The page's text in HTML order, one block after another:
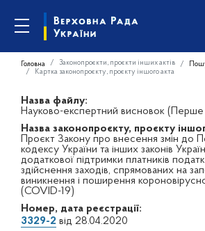
Головна Законопроєкти, проєкти інших актів
Картка законопроєкту, проєкту іншого акта
Назва файлу:
Науково-експертний висновок (Перше
Назва законопроєкту, проєкту
Проєкт Закону про внесення змін до
кодексу України та інших законів
додаткової підтримки платників
здійснення заходів, спрямованих на
виникнення і поширення
(COVID-19)
Номер, дата реєстрації:
3329-2 від 28.04.2020